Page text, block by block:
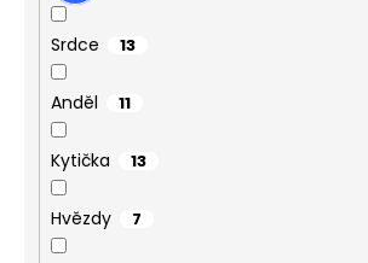
Srdce 13
Anděl 11
Kytička 13
Hvězdy 7